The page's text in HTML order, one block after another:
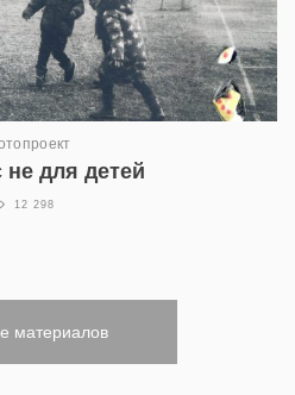
не для детей
12 298
материалов